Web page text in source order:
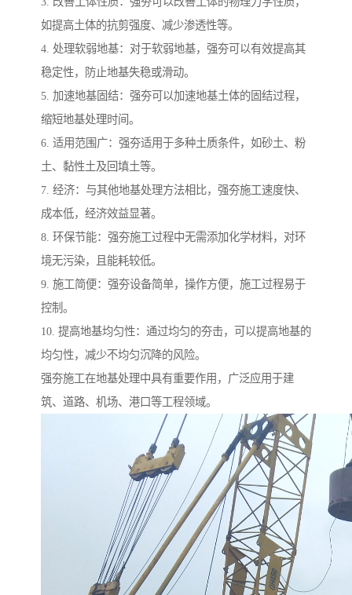
如提高土体的抗剪强度、减少渗透性等。
4. 处理软弱地基：对于软弱地基，强夯可以有效提高其
稳定性，防止地基失稳或滑动。
5. 加速地基固结：强夯可以加速地基土体的固结过程，
缩短地基处理时间。
6. 适用范围广：强夯适用于多种土质条件，如砂土、粉
土、黏性土及回填土等。
7. 经济：与其他地基处理方法相比，强夯施工速度快、
成本低，经济效益显著。
8. 环保节能：强夯施工过程中无需添加化学材料，对环
境无污染，且能耗较低。
9. 施工简便：强夯设备简单，操作方便，施工过程易于
控制。
10. 提高地基均匀性：通过均匀的夯击，可以提高地基的
均匀性，减少不均匀沉降的风险。
强夯施工在地基处理中具有重要作用，广泛应用于建
筑、道路、机场、港口等工程领域。